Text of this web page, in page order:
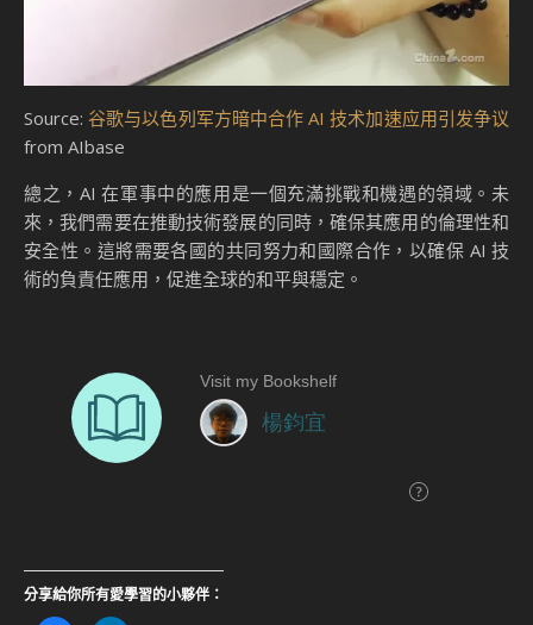
Source: 谷歌与以色列军方暗中合作 AI 技术加速应用引发争议
from AIbase
總之，AI 在軍事中的應用是一個充滿挑戰和機遇的領域。未
來，我們需要在推動技術發展的同時，確保其應用的倫理性和
安全性。這將需要各國的共同努力和國際合作，以確保 AI 技
術的負責任應用，促進全球的和平與穩定。
分享給你所有愛學習的小夥伴：